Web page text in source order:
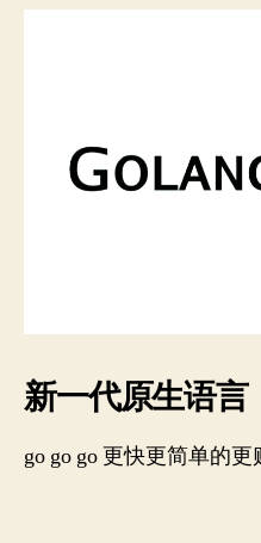
新一代原生语言
go go go 更快更简单的